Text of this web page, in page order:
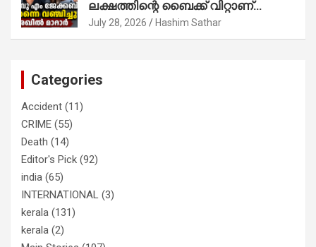
ലക്ഷത്തിന്റെ ബൈക്ക് വിറ്റാണ്
തൃക്കാക്കരയില്‍ മത്സരിച്ചത്!
നേട്ടത്തിനുള്ള പാര്‍ട്ടി; ഇപ്പോള്‍
July 28, 2026 Hashim Sathar
Categories
Accident (11)
CRIME (55)
Death (14)
Editor's Pick (92)
india (65)
INTERNATIONAL (3)
kerala (131)
kerala (2)